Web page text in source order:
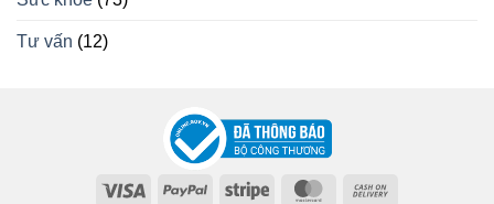
Tư vấn (12)
Visa PayPal Stripe MasterCard